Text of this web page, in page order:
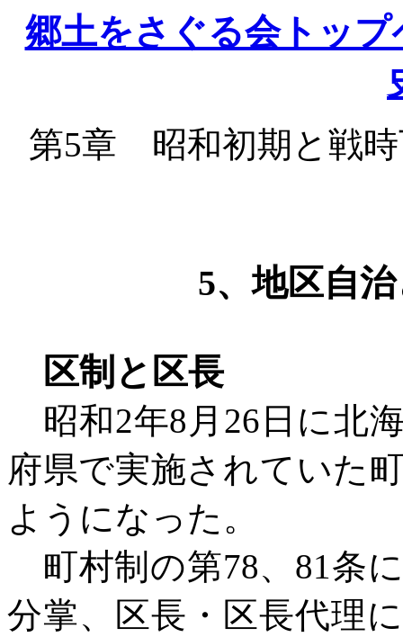
郷土をさぐる会トップ
第5章 昭和初期と戦
5、地区自
区制と区長
昭和2年8月26日に北
府県で実施されていた
ようになった。
町村制の第78、81条
分掌、区長・区長代理